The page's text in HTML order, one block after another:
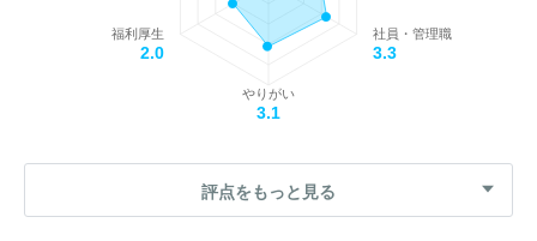
社員・管理職
3.3
やりがい
3.1
福利厚生
2.0
評点をもっと見る